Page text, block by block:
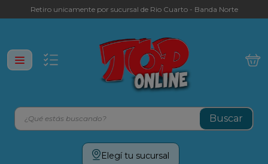
Retiro unicamente por sucursal de Rio Cuarto - Banda Norte
¿Qué estás buscando?
Elegí tu sucursal
Términos más buscados